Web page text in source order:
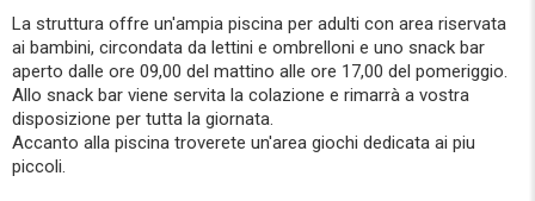
La struttura offre un'ampia piscina per adulti con area riservata
ai bambini, circondata da lettini e ombrelloni e uno snack bar
aperto dalle ore 09,00 del mattino alle ore 17,00 del pomeriggio.
Allo snack bar viene servita la colazione e rimarrà a vostra
disposizione per tutta la giornata.
Accanto alla piscina troverete un'area giochi dedicata ai piu
piccoli.